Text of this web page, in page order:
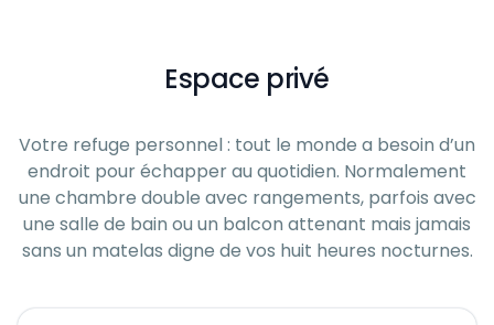
Espace privé
Votre refuge personnel : tout le monde a besoin d’un
endroit pour échapper au quotidien. Normalement
une chambre double avec rangements, parfois avec
une salle de bain ou un balcon attenant mais jamais
sans un matelas digne de vos huit heures nocturnes.